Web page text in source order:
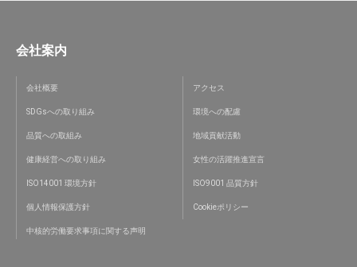
会社案内
会社概要 アクセス
SDGsへの取り組み 環境への配慮
品質への取組み 地域貢献活動
健康経営への取り組み 女性の活躍推進宣言
ISO14001 環境方針 ISO9001 品質方針
個人情報保護方針 Cookieポリシー
中核的労働要求事項に関する声明